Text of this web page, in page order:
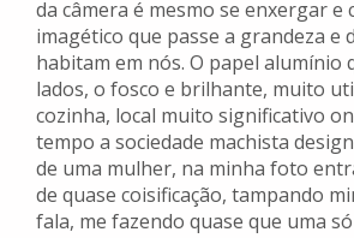
da câmera é mesmo se enxergar e
imagético que passe a grandeza e
habitam em nós. O papel alumínio
lados, o fosco e brilhante, muito
cozinha, local muito significativo
tempo a sociedade machista
de uma mulher, na minha foto
de quase coisificação, tampando
fala, me fazendo quase que uma